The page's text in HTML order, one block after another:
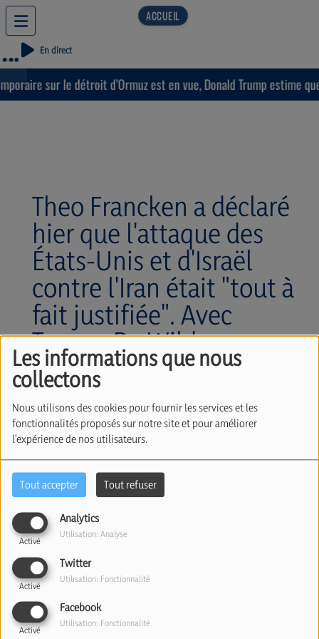
Les informations que nous
collectons
Nous utilisons des cookies pour fournir les services et les
fonctionnalités proposés sur notre site et pour améliorer
l'expérience de nos utilisateurs.
Tout accepter Tout refuser
Analytics
Activé
Utilisation: Analyse
Twitter
Activé
Utilisation: Fonctionnalité
Facebook
Activé
Utilisation: Fonctionnalité
En direct
sur le détroit d’Ormuz est en vue, Donald Trump estime
Theo Francken a déclaré
hier que l'attaque des
États-Unis et d'Israël
contre l'Iran était "tout à
fait justifiée". Avec
Tanguy De Wilde
d’Estmael (04/03/2026)
04 mars 2026
Écouter le podcast
Theo Francken, le ministre de la Défense belge, a
déclaré hier que l'attaque des États-Unis et d'Israël